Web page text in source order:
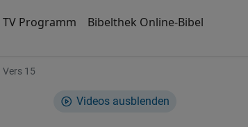
TV Programm Bibelthek Online-Bibel
Vers 15
Videos ausblenden